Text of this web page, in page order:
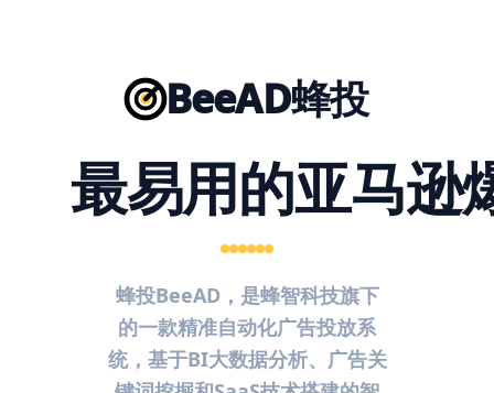
BeeAD蜂投
最易用的亚马逊
蜂投BeeAD，是蜂智科技旗下
的一款精准自动化广告投放系
统，基于BI大数据分析、广告关